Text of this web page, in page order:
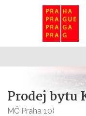
Prodej bytu
MČ Praha 10)